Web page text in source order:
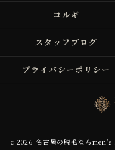
コルギ
スタッフブログ
プライバシーポリシー
c 2026 名古屋の脱毛なら